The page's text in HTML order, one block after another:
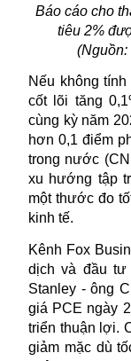
Báo cáo cho
tiêu 2%
(Nguồn:
Nếu không
cốt lõi tăng
cùng kỳ năm
hơn 0,1 điểm
trong nước
xu hướng tập
một thước đo
kinh tế.
Kênh Fox
dịch và đầu tư
Stanley - ông
giá PCE ngày
triển thuận lợi.
giảm mặc dù